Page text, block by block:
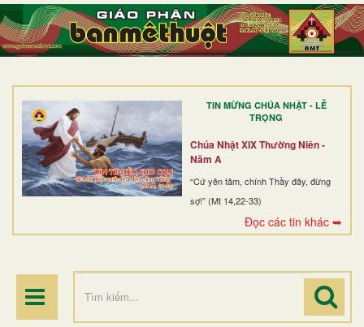
TIN MỪNG CHÚA NHẬT - LỄ
TRỌNG
Chúa Nhật XIX Thường Niên -
Năm A
“Cứ yên tâm, chính Thầy đây, đừng
sợ!” (Mt 14,22-33)
Đọc các tin khác ➥
TRANG NHẤT
GIỚI THIỆU
DÒNG TU
BAN MỤC VỤ
ĐOÀN THỂ CG
ĐIỂM HÀNH HƯƠNG